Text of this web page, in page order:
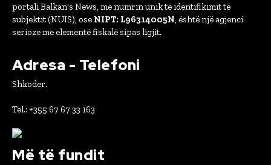
portali Balkan's News, me numrin unik të identifikimit të
subjektit (NUIS), ose NIPT: L96314005N, është një agjenci
serioze me elementë fiskalë sipas ligjit.
Adresa - Telefoni
Shkoder.
Tel.: +355 67 67 33 163
Më të fundit